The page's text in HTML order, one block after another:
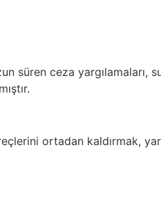
süren ceza yargılamaları,
ortadan kaldırmak,